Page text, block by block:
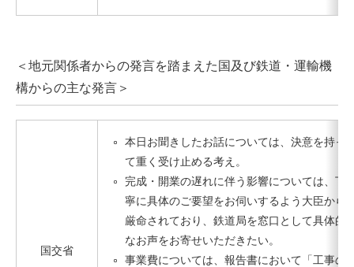
＜地元関係者からの発言を踏まえた国及び鉄道・運輸機
構からの主な発言＞
国交省
本日お聞きしたお話については、決意を持っ
て重く受け止める考え。
完成・開業の遅れに伴う影響については、丁
寧に具体のご要望をお伺いするよう大臣から
厳命されており、鉄道局を窓口として具体的
なお声をお寄せいただきたい。
事業費については、報告書において「工事の